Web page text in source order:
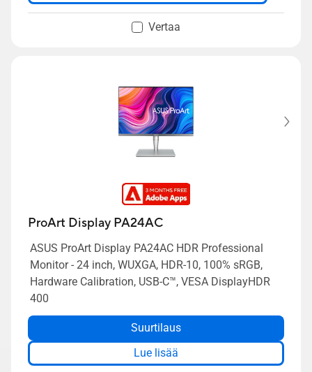
Vertaa
ProArt Display PA24AC
ASUS ProArt Display PA24AC HDR Professional
Monitor - 24 inch, WUXGA, HDR-10, 100% sRGB,
Hardware Calibration, USB-C™, VESA DisplayHDR
400​
Suurtilaus
Lue lisää